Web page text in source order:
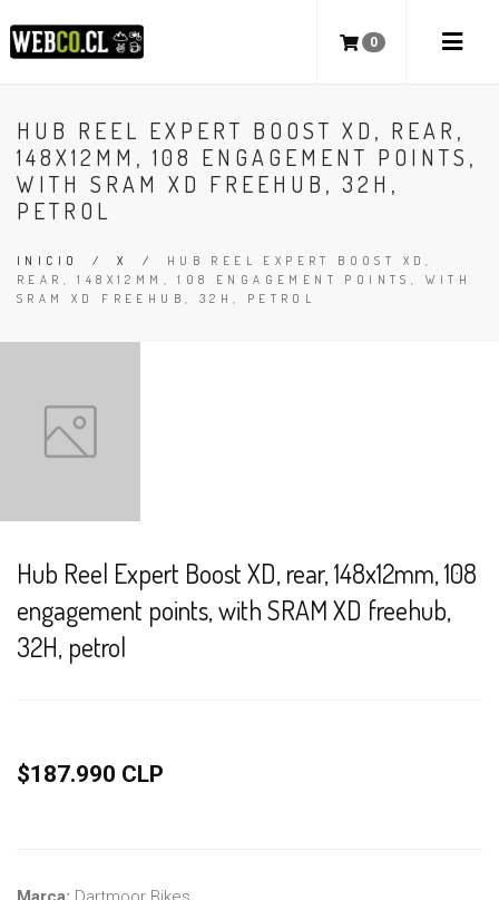
0
HUB REEL EXPERT BOOST XD, REAR,
148X12MM, 108 ENGAGEMENT POINTS,
WITH SRAM XD FREEHUB, 32H,
PETROL
INICIO /X / HUB REEL EXPERT BOOST XD,
REAR, 148X12MM, 108 ENGAGEMENT POINTS, WITH
SRAM XD FREEHUB, 32H, PETROL
Hub Reel Expert Boost XD, rear, 148x12mm, 108
engagement points, with SRAM XD freehub,
32H, petrol
$187.990 CLP